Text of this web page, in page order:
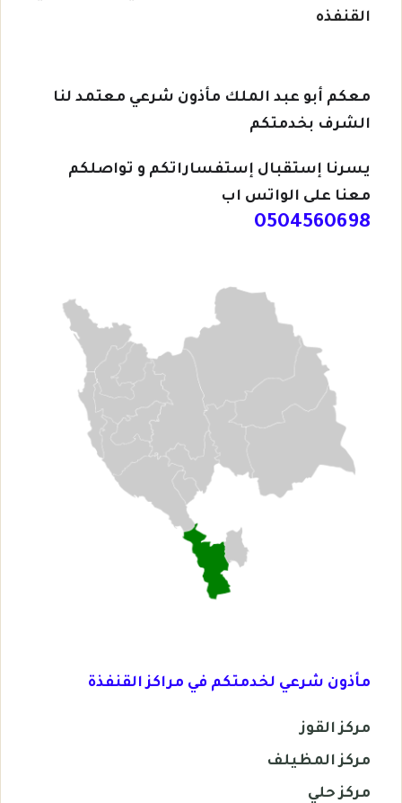
القنفذه
معكم أبو عبد الملك مأذون شرعي معتمد لنا
الشرف بخدمتكم
يسرنا إستقبال إستفساراتكم و تواصلكم
معنا على الواتس اب
0504560698
مأذون شرعي لخدمتكم في مراكز القنفذة
مركز القوز
مركز المظيلف
مركز حلي